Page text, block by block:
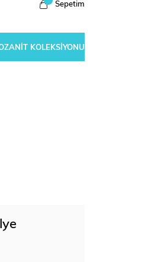
Sepetim
KOLEKSİYONU